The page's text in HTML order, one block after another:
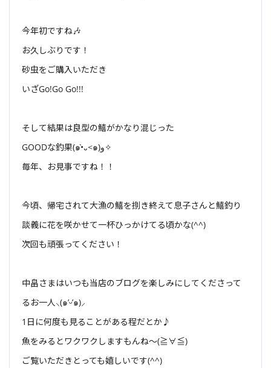
今年初ですね🎶
お久しぶりです！
砂虫をご購入いただき
いざGo!Go Go!!!
そして結果は良型の鱚がかなり混じった
GOODな釣果(๑•̀᎑<๑)و✧
毎年、お見事ですね！！
今頃、帰宅されて大漁の鱚を捌き終えて息子さんと鱚釣り
談義に花を咲かせて一杯ひっかけてる頃かな(^^)
次回も頑張ってください！
中畠さまはいつも当店のブログを楽しみにしてくださって
るお一人⸜(๑’ᵕ’๑)⸝
1日に何度も見ることがある程だとか♪
魚をみるとワクワクしますもんね〜(≧∀≦)
ご覧いただきとっても嬉しいです(^^)